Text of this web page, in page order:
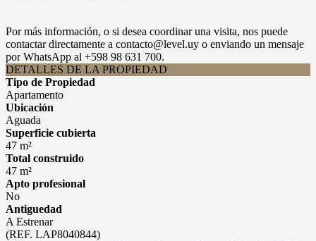
Por más información, o si desea coordinar una visita, nos puede
contactar directamente a contacto@level.uy o enviando un mensaje
por WhatsApp al +598 98 631 700.
DETALLES DE LA PROPIEDAD
Tipo de Propiedad
Apartamento
Ubicación
Aguada
Superficie cubierta
47 m²
Total construido
47 m²
Apto profesional
No
Antiguedad
A Estrenar
(REF. LAP8040844)